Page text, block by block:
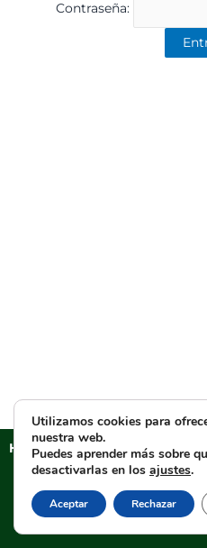
Contraseña:
HERMANDAD
Aviso legal– Política de
informativas en
Utilizamos cookies para
nuestra web.
Puedes aprender más sobre
desactivarlas en los ajustes.
Aceptar Rechazar